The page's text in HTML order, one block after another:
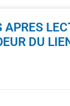
DU